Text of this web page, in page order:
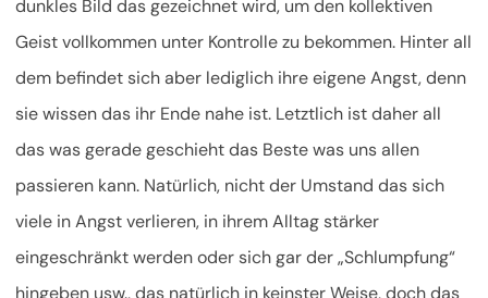
dunkles Bild das gezeichnet wird, um den kollektiven
Geist vollkommen unter Kontrolle zu bekommen. Hinter all
dem befindet sich aber lediglich ihre eigene Angst, denn
sie wissen das ihr Ende nahe ist. Letztlich ist daher all
das was gerade geschieht das Beste was uns allen
passieren kann. Natürlich, nicht der Umstand das sich
viele in Angst verlieren, in ihrem Alltag stärker
eingeschränkt werden oder sich gar der „Schlumpfung“
hingeben usw., das natürlich in keinster Weise, doch das